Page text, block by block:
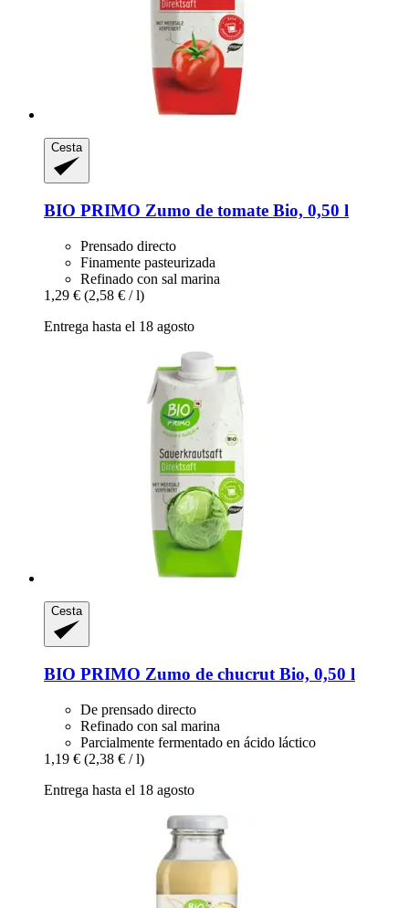
Cesta
BIO PRIMO Zumo de tomate Bio, 0,50 l
Prensado directo
Finamente pasteurizada
Refinado con sal marina
1,29 € (2,58 € / l)
Entrega hasta el 18 agosto
Cesta
BIO PRIMO Zumo de chucrut Bio, 0,50 l
De prensado directo
Refinado con sal marina
Parcialmente fermentado en ácido láctico
1,19 € (2,38 € / l)
Entrega hasta el 18 agosto